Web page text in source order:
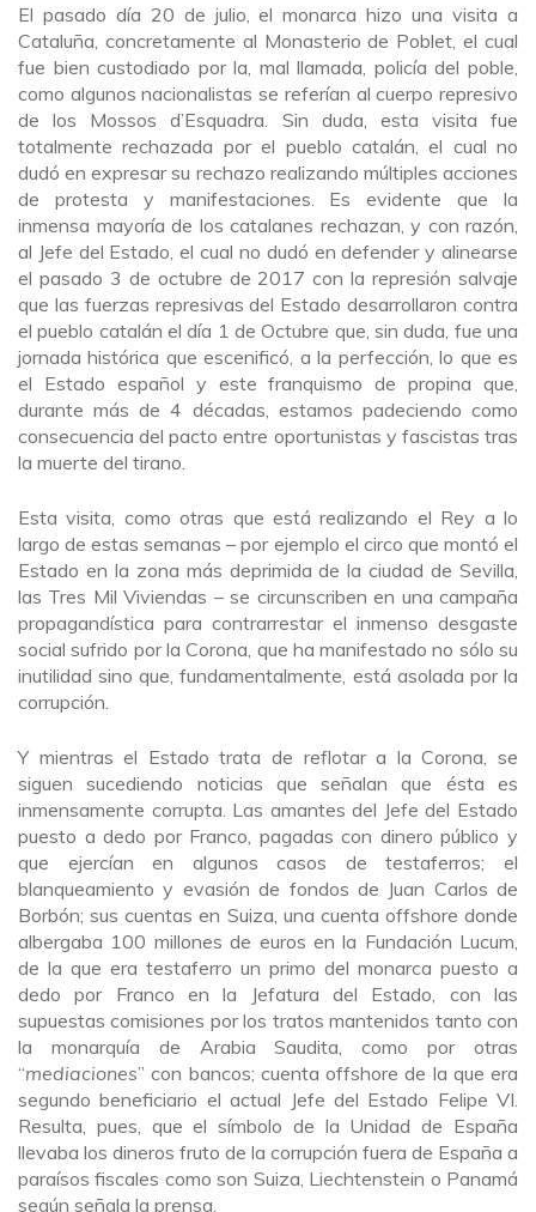
El pasado día 20 de julio, el monarca hizo una visita a
Cataluña, concretamente al Monasterio de Poblet, el cual
fue bien custodiado por la, mal llamada, policía del poble,
como algunos nacionalistas se referían al cuerpo represivo
de los Mossos d’Esquadra. Sin duda, esta visita fue
totalmente rechazada por el pueblo catalán, el cual no
dudó en expresar su rechazo realizando múltiples acciones
de protesta y manifestaciones. Es evidente que la
inmensa mayoría de los catalanes rechazan, y con razón,
al Jefe del Estado, el cual no dudó en defender y alinearse
el pasado 3 de octubre de 2017 con la represión salvaje
que las fuerzas represivas del Estado desarrollaron contra
el pueblo catalán el día 1 de Octubre que, sin duda, fue una
jornada histórica que escenificó, a la perfección, lo que es
el Estado español y este franquismo de propina que,
durante más de 4 décadas, estamos padeciendo como
consecuencia del pacto entre oportunistas y fascistas tras
la muerte del tirano.
Esta visita, como otras que está realizando el Rey a lo
largo de estas semanas – por ejemplo el circo que montó el
Estado en la zona más deprimida de la ciudad de Sevilla,
las Tres Mil Viviendas – se circunscriben en una campaña
propagandística para contrarrestar el inmenso desgaste
social sufrido por la Corona, que ha manifestado no sólo su
inutilidad sino que, fundamentalmente, está asolada por la
corrupción.
Y mientras el Estado trata de reflotar a la Corona, se
siguen sucediendo noticias que señalan que ésta es
inmensamente corrupta. Las amantes del Jefe del Estado
puesto a dedo por Franco, pagadas con dinero público y
que ejercían en algunos casos de testaferros; el
blanqueamiento y evasión de fondos de Juan Carlos de
Borbón; sus cuentas en Suiza, una cuenta offshore donde
albergaba 100 millones de euros en la Fundación Lucum,
de la que era testaferro un primo del monarca puesto a
dedo por Franco en la Jefatura del Estado, con las
supuestas comisiones por los tratos mantenidos tanto con
la monarquía de Arabia Saudita, como por otras
“mediaciones” con bancos; cuenta offshore de la que era
segundo beneficiario el actual Jefe del Estado Felipe VI.
Resulta, pues, que el símbolo de la Unidad de España
llevaba los dineros fruto de la corrupción fuera de España a
paraísos fiscales como son Suiza, Liechtenstein o Panamá
según señala la prensa.